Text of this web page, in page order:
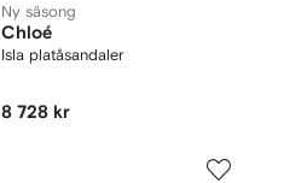
Ny säsong
Chloé
Isla platåsandaler
8 728 kr